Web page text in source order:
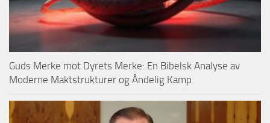
Guds Merke mot Dyrets Merke: En Bibelsk Analyse av
Moderne Maktstrukturer og Åndelig Kamp